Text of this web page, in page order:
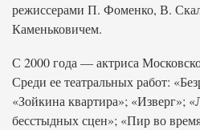
режиссерами П. Фоменко, В.
Каменьковичем.
С 2000 года — актриса
Среди ее театральных работ:
«Зойкина квартира»; «Изверг»;
бесстыдных сцен»; «Пир во